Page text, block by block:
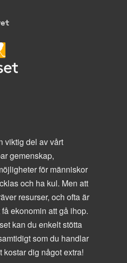
viktig del av vårt
gemenskap,
för människor
och ha kul. Men att
resurser, och ofta är
ekonomin att gå ihop.
kan du enkelt stötta
som du handlar
kostar dig något extra!